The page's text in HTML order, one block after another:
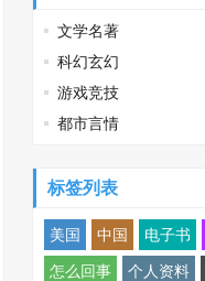
文学名著
科幻玄幻
游戏竞技
都市言情
标签列表
美国 中国 电子书
怎么回事 个人资料